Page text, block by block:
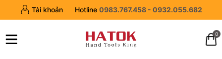
Tài khoản Hotline 0983.767.458 - 0932.055.682
0